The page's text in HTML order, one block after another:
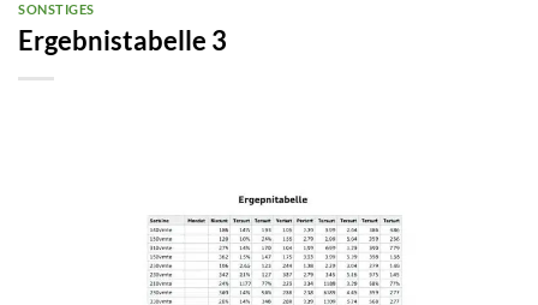
SONSTIGES
Ergebnistabelle 3